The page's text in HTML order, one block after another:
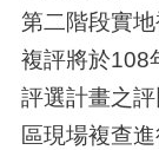
第二階段實
複評將於108
評選計畫之
區現場複查